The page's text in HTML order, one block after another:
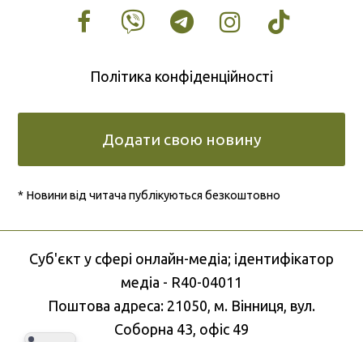
Facebook
VimeoTumblrInstagram
Tiktok
Політика конфіденційності
Додати свою новину
* Новини від читача публікуються безкоштовно
Cуб'єкт у сфері онлайн-медіа; ідентифікатор
медіа - R40-04011
Поштова адреса: 21050, м. Вінниця, вул.
Соборна 43, офіс 49